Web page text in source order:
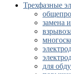
Трехфазные
замена
для